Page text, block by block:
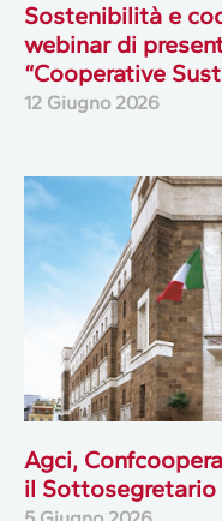
Sostenibilità e
webinar di
“Cooperative
12 Giugno 2026
Agci,
il